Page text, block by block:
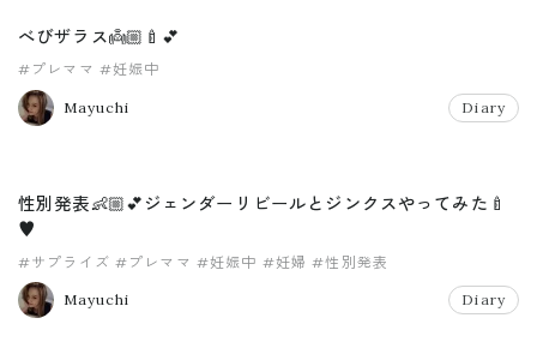
べびザラス👼🏼🍼💕
#プレママ #妊娠中
Mayuchi Diary
性別発表👶🏼💕ジェンダーリビールとジンクスやってみた🍼
♥︎
#サプライズ #プレママ #妊娠中 #妊婦 #性別発表
Mayuchi Diary